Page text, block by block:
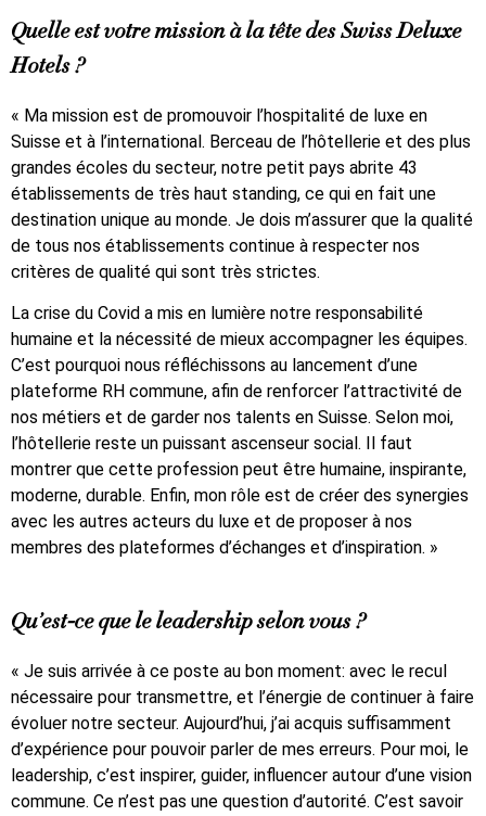
Quelle est votre mission à la tête des Swiss Deluxe
Hotels ?
« Ma mission est de promouvoir l’hospitalité de luxe en
Suisse et à l’international. Berceau de l’hôtellerie et des plus
grandes écoles du secteur, notre petit pays abrite 43
établissements de très haut standing, ce qui en fait une
destination unique au monde. Je dois m’assurer que la qualité
de tous nos établissements continue à respecter nos
critères de qualité qui sont très strictes.
La crise du Covid a mis en lumière notre responsabilité
humaine et la nécessité de mieux accompagner les équipes.
C’est pourquoi nous réfléchissons au lancement d’une
plateforme RH commune, afin de renforcer l’attractivité de
nos métiers et de garder nos talents en Suisse. Selon moi,
l’hôtellerie reste un puissant ascenseur social. Il faut
montrer que cette profession peut être humaine, inspirante,
moderne, durable. Enfin, mon rôle est de créer des synergies
avec les autres acteurs du luxe et de proposer à nos
membres des plateformes d’échanges et d’inspiration. »
Qu’est-ce que le leadership selon vous ?
« Je suis arrivée à ce poste au bon moment: avec le recul
nécessaire pour transmettre, et l’énergie de continuer à faire
évoluer notre secteur. Aujourd’hui, j’ai acquis suffisamment
d’expérience pour pouvoir parler de mes erreurs. Pour moi, le
leadership, c’est inspirer, guider, influencer autour d’une vision
commune. Ce n’est pas une question d’autorité. C’est savoir